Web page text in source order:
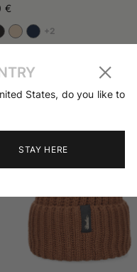
States, do you like to
STAY HERE
€
+2